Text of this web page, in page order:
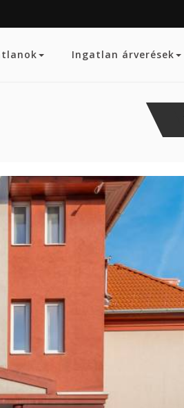
Ingatlan árverések